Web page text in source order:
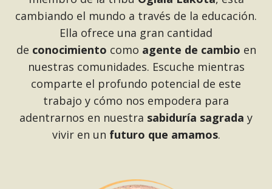
cambiando el mundo a través de la educación.
Ella ofrece una gran cantidad
de conocimiento como agente de cambio en
nuestras comunidades. Escuche mientras
comparte el profundo potencial de este
trabajo y cómo nos empodera para
adentrarnos en nuestra sabiduría sagrada y
vivir en un futuro que amamos.